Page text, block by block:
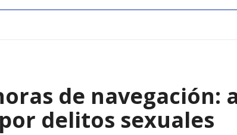
de navegación:
delitos sexuales